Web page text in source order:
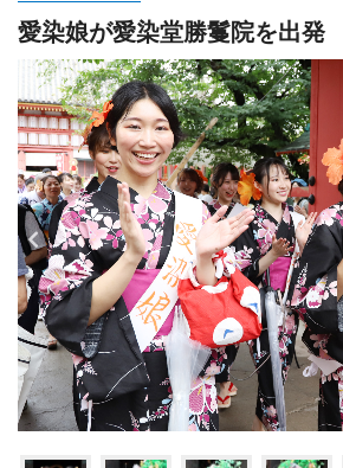
愛染娘が愛染堂勝鬘院を出発